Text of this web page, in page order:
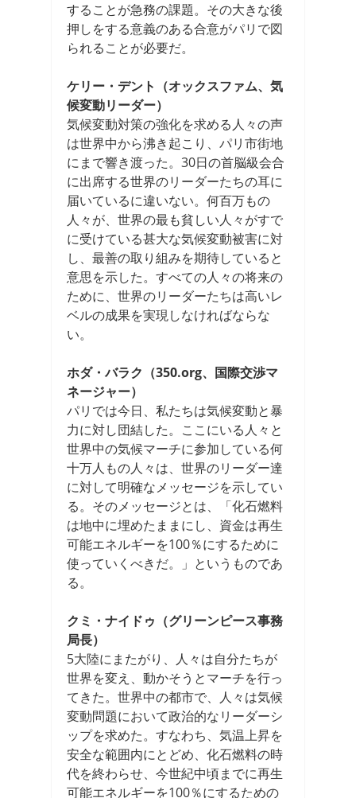
することが急務の課題。その大きな後
押しをする意義のある合意がパリで図
られることが必要だ。
ケリー・デント（オックスファム、気
候変動リーダー）
気候変動対策の強化を求める人々の声
は世界中から沸き起こり、パリ市街地
にまで響き渡った。30日の首脳級会合
に出席する世界のリーダーたちの耳に
届いているに違いない。何百万もの
人々が、世界の最も貧しい人々がすで
に受けている甚大な気候変動被害に対
し、最善の取り組みを期待していると
意思を示した。すべての人々の将来の
ために、世界のリーダーたちは高いレ
ベルの成果を実現しなければならな
い。
ホダ・バラク（350.org、国際交渉マ
ネージャー）
パリでは今日、私たちは気候変動と暴
力に対し団結した。ここにいる人々と
世界中の気候マーチに参加している何
十万人もの人々は、世界のリーダー達
に対して明確なメッセージを示してい
る。そのメッセージとは、「化石燃料
は地中に埋めたままにし、資金は再生
可能エネルギーを100％にするために
使っていくべきだ。」というものであ
る。
クミ・ナイドゥ（グリーンピース事務
局長）
5大陸にまたがり、人々は自分たちが
世界を変え、動かそうとマーチを行っ
てきた。世界中の都市で、人々は気候
変動問題において政治的なリーダーシ
ップを求めた。すなわち、気温上昇を
安全な範囲内にとどめ、化石燃料の時
代を終わらせ、今世紀中頃までに再生
可能エネルギーを100％にするための